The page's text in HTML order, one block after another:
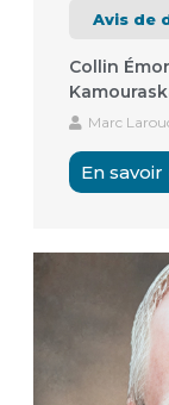
Avis de
Collin
Marc
En